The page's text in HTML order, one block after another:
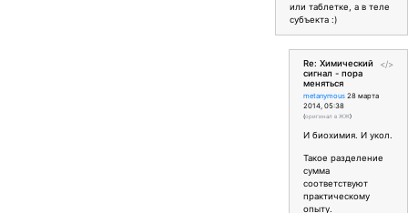
или таблетке, а в теле
субъекта :)
</>
Re: Химический
сигнал - пора
меняться
metanymous 28 марта
2014, 05:38
(оригинал в ЖЖ)
И биохимия. И укол.
Такое разделение
сумма
соответствуют
практическому
опыту.